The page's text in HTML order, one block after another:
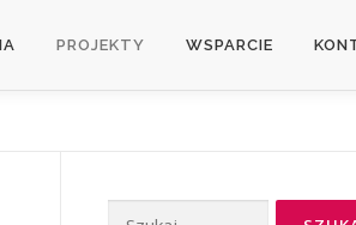
PROJEKTY WSPARCIE